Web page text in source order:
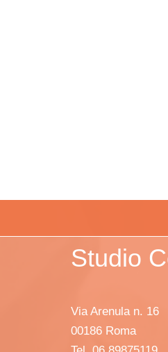
Studio
Via Arenula n. 16
00186 Roma